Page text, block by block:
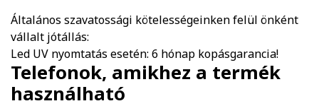
Általános szavatossági kötelességeinken felül önként
vállalt jótállás:
Led UV nyomtatás esetén: 6 hónap kopásgarancia!
Telefonok, amikhez a termék
használható